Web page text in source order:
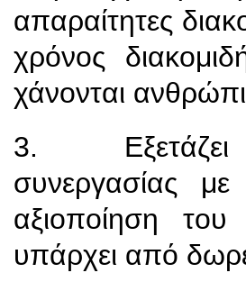
απαραίτητες
χρόνος
χάνονται
3. Εξετάζει
συνεργασίας
αξιοποίηση
υπάρχει από